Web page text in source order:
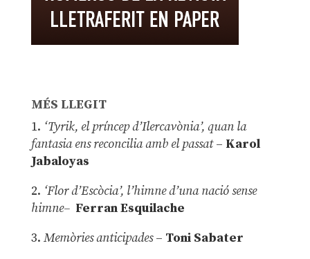
MÉS LLEGIT
1. ‘Tyrik, el príncep d’Ilercavònia’, quan la
fantasia ens reconcilia amb el passat– Karol
Jabaloyas
2. ‘Flor d’Escòcia’, l’himne d’una nació sense
himne– Ferran Esquilache
3. Memòries anticipades– Toni Sabater